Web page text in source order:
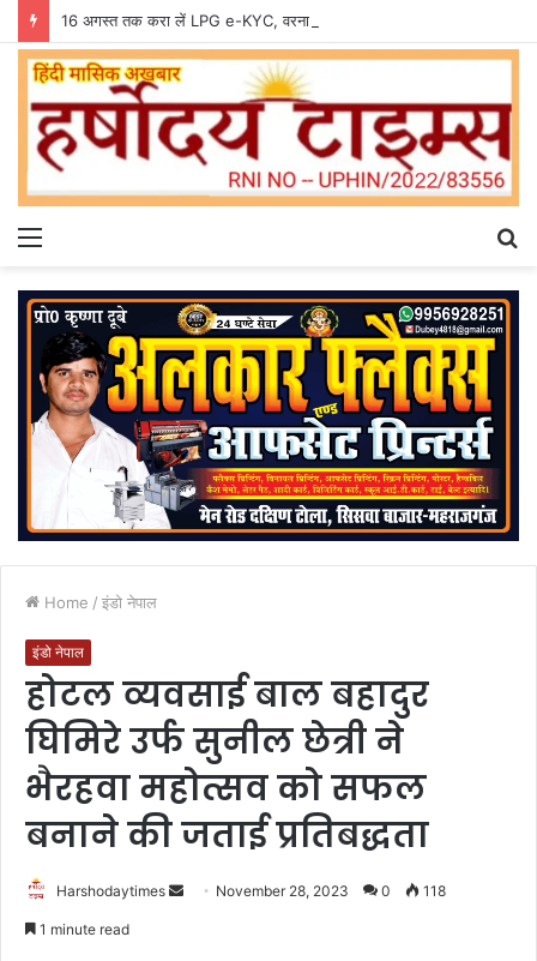
Menu
Home / इंडो नेपाल
इंडो नेपाल
होटल व्यवसाई बाल बहादुर
घिमिरे उर्फ सुनील छेत्री ने
भैरहवा महोत्सव को सफल
बनाने की जताई प्रतिबद्धता
Harshodaytimes
Send November 28, 2023 0 118
1 minute read